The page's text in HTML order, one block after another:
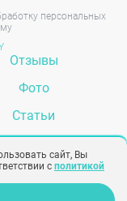
персональных
Отзывы
Фото
Статьи
сайт, Вы
с политикой